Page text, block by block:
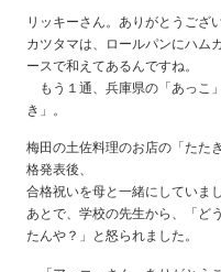
リッキーさん。ありがとうござい
カツタマは、ロールパンにハム
ースで和えてあるんですね。
もう１通、兵庫県の「あっこ
き」。
梅田の土佐料理のお店の「たた
格発表後、
合格祝いを母と一緒にしていまし
あとで、学校の先生から、「ど
たんや？」と怒られました。